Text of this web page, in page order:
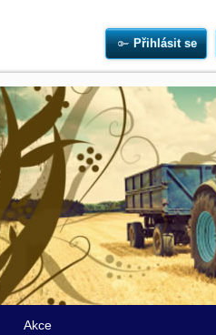
Přihlásit se
Akce